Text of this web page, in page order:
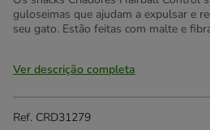
guloseimas que ajudam a expulsar e
seu gato. Estão feitas com malte e
Ver descrição completa
Ref. CRD31279